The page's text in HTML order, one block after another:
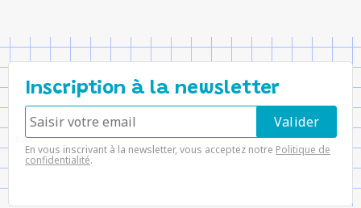
Inscription à la newsletter
En vous inscrivant à la newsletter, vous acceptez notre Politique de
confidentialité.